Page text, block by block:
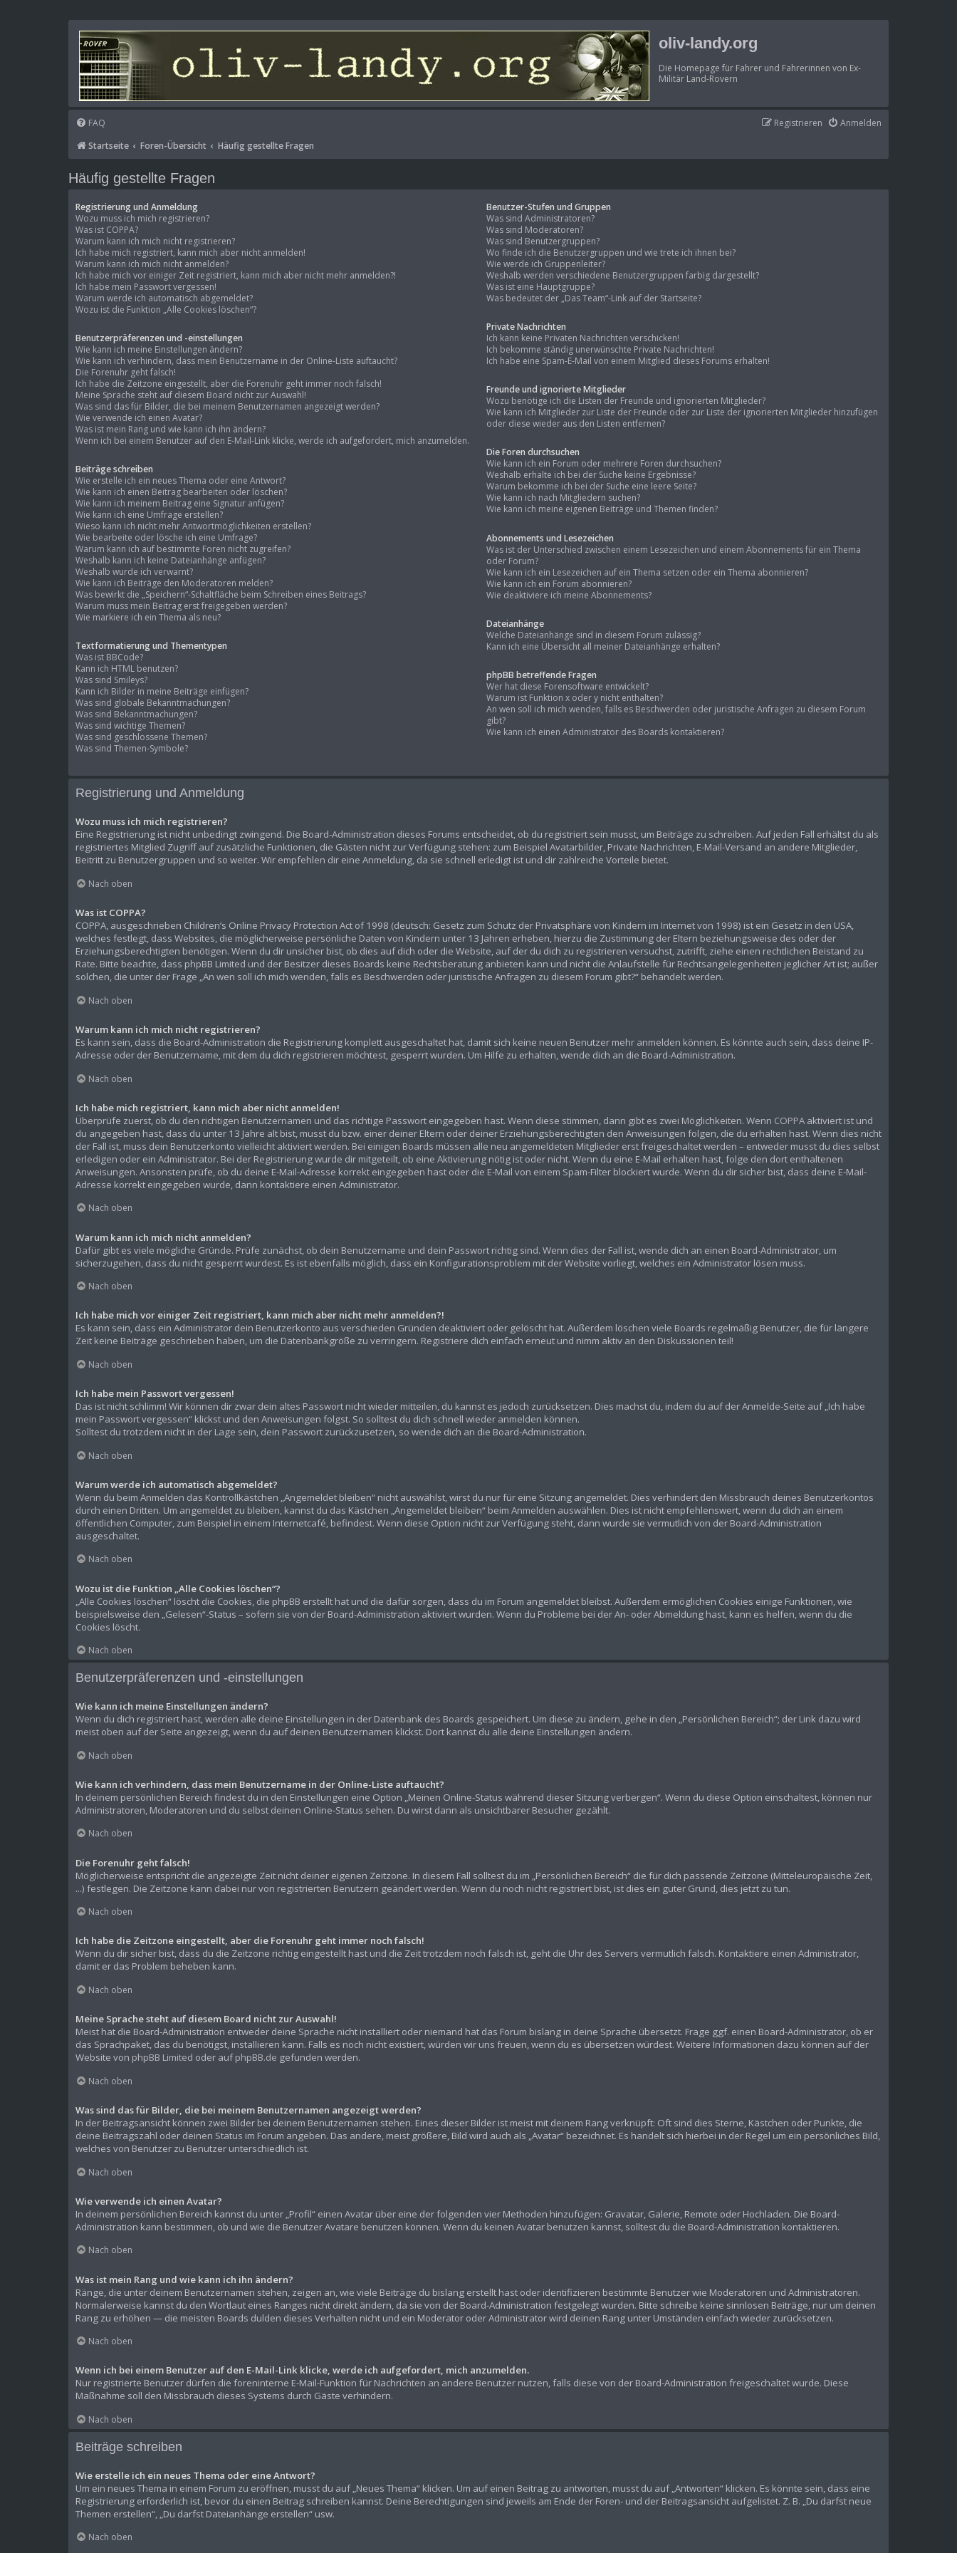
oliv-landy.org
Die Homepage für Fahrer und Fahrerinnen von Ex-
Militär Land-Rovern
FAQ Anmelden
Registrieren
Startseite
Foren-Übersicht Häufig gestellte Fragen
Häufig gestellte Fragen
Registrierung und Anmeldung
Wozu muss ich mich registrieren?
Was ist COPPA?
Warum kann ich mich nicht registrieren?
Ich habe mich registriert, kann mich aber nicht anmelden!
Warum kann ich mich nicht anmelden?
Ich habe mich vor einiger Zeit registriert, kann mich aber nicht mehr anmelden?!
Ich habe mein Passwort vergessen!
Warum werde ich automatisch abgemeldet?
Wozu ist die Funktion „Alle Cookies löschen“?
Benutzerpräferenzen und -einstellungen
Wie kann ich meine Einstellungen ändern?
Wie kann ich verhindern, dass mein Benutzername in der Online-Liste auftaucht?
Die Forenuhr geht falsch!
Ich habe die Zeitzone eingestellt, aber die Forenuhr geht immer noch falsch!
Meine Sprache steht auf diesem Board nicht zur Auswahl!
Was sind das für Bilder, die bei meinem Benutzernamen angezeigt werden?
Wie verwende ich einen Avatar?
Was ist mein Rang und wie kann ich ihn ändern?
Wenn ich bei einem Benutzer auf den E-Mail-Link klicke, werde ich aufgefordert, mich anzumelden.
Beiträge schreiben
Wie erstelle ich ein neues Thema oder eine Antwort?
Wie kann ich einen Beitrag bearbeiten oder löschen?
Wie kann ich meinem Beitrag eine Signatur anfügen?
Wie kann ich eine Umfrage erstellen?
Wieso kann ich nicht mehr Antwortmöglichkeiten erstellen?
Wie bearbeite oder lösche ich eine Umfrage?
Warum kann ich auf bestimmte Foren nicht zugreifen?
Weshalb kann ich keine Dateianhänge anfügen?
Weshalb wurde ich verwarnt?
Wie kann ich Beiträge den Moderatoren melden?
Was bewirkt die „Speichern“-Schaltfläche beim Schreiben eines Beitrags?
Warum muss mein Beitrag erst freigegeben werden?
Wie markiere ich ein Thema als neu?
Textformatierung und Thementypen
Was ist BBCode?
Kann ich HTML benutzen?
Was sind Smileys?
Kann ich Bilder in meine Beiträge einfügen?
Was sind globale Bekanntmachungen?
Was sind Bekanntmachungen?
Was sind wichtige Themen?
Was sind geschlossene Themen?
Was sind Themen-Symbole?
Benutzer-Stufen und Gruppen
Was sind Administratoren?
Was sind Moderatoren?
Was sind Benutzergruppen?
Wo finde ich die Benutzergruppen und wie trete ich ihnen bei?
Wie werde ich Gruppenleiter?
Weshalb werden verschiedene Benutzergruppen farbig dargestellt?
Was ist eine Hauptgruppe?
Was bedeutet der „Das Team“-Link auf der Startseite?
Private Nachrichten
Ich kann keine Privaten Nachrichten verschicken!
Ich bekomme ständig unerwünschte Private Nachrichten!
Ich habe eine Spam-E-Mail von einem Mitglied dieses Forums erhalten!
Freunde und ignorierte Mitglieder
Wozu benötige ich die Listen der Freunde und ignorierten Mitglieder?
Wie kann ich Mitglieder zur Liste der Freunde oder zur Liste der ignorierten Mitglieder hinzufügen
oder diese wieder aus den Listen entfernen?
Die Foren durchsuchen
Wie kann ich ein Forum oder mehrere Foren durchsuchen?
Weshalb erhalte ich bei der Suche keine Ergebnisse?
Warum bekomme ich bei der Suche eine leere Seite?
Wie kann ich nach Mitgliedern suchen?
Wie kann ich meine eigenen Beiträge und Themen finden?
Abonnements und Lesezeichen
Was ist der Unterschied zwischen einem Lesezeichen und einem Abonnements für ein Thema
oder Forum?
Wie kann ich ein Lesezeichen auf ein Thema setzen oder ein Thema abonnieren?
Wie kann ich ein Forum abonnieren?
Wie deaktiviere ich meine Abonnements?
Dateianhänge
Welche Dateianhänge sind in diesem Forum zulässig?
Kann ich eine Übersicht all meiner Dateianhänge erhalten?
phpBB betreffende Fragen
Wer hat diese Forensoftware entwickelt?
Warum ist Funktion x oder y nicht enthalten?
An wen soll ich mich wenden, falls es Beschwerden oder juristische Anfragen zu diesem Forum
gibt?
Wie kann ich einen Administrator des Boards kontaktieren?
Registrierung und Anmeldung
Wozu muss ich mich registrieren?
Eine Registrierung ist nicht unbedingt zwingend. Die Board-Administration dieses Forums entscheidet, ob du registriert sein musst, um Beiträge zu schreiben. Auf jeden Fall erhältst du als
registriertes Mitglied Zugriff auf zusätzliche Funktionen, die Gästen nicht zur Verfügung stehen: zum Beispiel Avatarbilder, Private Nachrichten, E-Mail-Versand an andere Mitglieder,
Beitritt zu Benutzergruppen und so weiter. Wir empfehlen dir eine Anmeldung, da sie schnell erledigt ist und dir zahlreiche Vorteile bietet.
Nach oben
Was ist COPPA?
COPPA, ausgeschrieben Children’s Online Privacy Protection Act of 1998 (deutsch: Gesetz zum Schutz der Privatsphäre von Kindern im Internet von 1998) ist ein Gesetz in den USA,
welches festlegt, dass Websites, die möglicherweise persönliche Daten von Kindern unter 13 Jahren erheben, hierzu die Zustimmung der Eltern beziehungsweise des oder der
Erziehungsberechtigten benötigen. Wenn du dir unsicher bist, ob dies auf dich oder die Website, auf der du dich zu registrieren versuchst, zutrifft, ziehe einen rechtlichen Beistand zu
Rate. Bitte beachte, dass phpBB Limited und der Besitzer dieses Boards keine Rechtsberatung anbieten kann und nicht die Anlaufstelle für Rechtsangelegenheiten jeglicher Art ist; außer
solchen, die unter der Frage „An wen soll ich mich wenden, falls es Beschwerden oder juristische Anfragen zu diesem Forum gibt?“ behandelt werden.
Nach oben
Warum kann ich mich nicht registrieren?
Es kann sein, dass die Board-Administration die Registrierung komplett ausgeschaltet hat, damit sich keine neuen Benutzer mehr anmelden können. Es könnte auch sein, dass deine IP-
Adresse oder der Benutzername, mit dem du dich registrieren möchtest, gesperrt wurden. Um Hilfe zu erhalten, wende dich an die Board-Administration.
Nach oben
Ich habe mich registriert, kann mich aber nicht anmelden!
Überprüfe zuerst, ob du den richtigen Benutzernamen und das richtige Passwort eingegeben hast. Wenn diese stimmen, dann gibt es zwei Möglichkeiten. Wenn COPPA aktiviert ist und
du angegeben hast, dass du unter 13 Jahre alt bist, musst du bzw. einer deiner Eltern oder deiner Erziehungsberechtigten den Anweisungen folgen, die du erhalten hast. Wenn dies nicht
der Fall ist, muss dein Benutzerkonto vielleicht aktiviert werden. Bei einigen Boards müssen alle neu angemeldeten Mitglieder erst freigeschaltet werden – entweder musst du dies selbst
erledigen oder ein Administrator. Bei der Registrierung wurde dir mitgeteilt, ob eine Aktivierung nötig ist oder nicht. Wenn du eine E-Mail erhalten hast, folge den dort enthaltenen
Anweisungen. Ansonsten prüfe, ob du deine E-Mail-Adresse korrekt eingegeben hast oder die E-Mail von einem Spam-Filter blockiert wurde. Wenn du dir sicher bist, dass deine E-Mail-
Adresse korrekt eingegeben wurde, dann kontaktiere einen Administrator.
Nach oben
Warum kann ich mich nicht anmelden?
Dafür gibt es viele mögliche Gründe. Prüfe zunächst, ob dein Benutzername und dein Passwort richtig sind. Wenn dies der Fall ist, wende dich an einen Board-Administrator, um
sicherzugehen, dass du nicht gesperrt wurdest. Es ist ebenfalls möglich, dass ein Konfigurationsproblem mit der Website vorliegt, welches ein Administrator lösen muss.
Nach oben
Ich habe mich vor einiger Zeit registriert, kann mich aber nicht mehr anmelden?!
Es kann sein, dass ein Administrator dein Benutzerkonto aus verschieden Gründen deaktiviert oder gelöscht hat. Außerdem löschen viele Boards regelmäßig Benutzer, die für längere
Zeit keine Beiträge geschrieben haben, um die Datenbankgröße zu verringern. Registriere dich einfach erneut und nimm aktiv an den Diskussionen teil!
Nach oben
Ich habe mein Passwort vergessen!
Das ist nicht schlimm! Wir können dir zwar dein altes Passwort nicht wieder mitteilen, du kannst es jedoch zurücksetzen. Dies machst du, indem du auf der Anmelde-Seite auf „Ich habe
mein Passwort vergessen“ klickst und den Anweisungen folgst. So solltest du dich schnell wieder anmelden können.
Solltest du trotzdem nicht in der Lage sein, dein Passwort zurückzusetzen, so wende dich an die Board-Administration.
Nach oben
Warum werde ich automatisch abgemeldet?
Wenn du beim Anmelden das Kontrollkästchen „Angemeldet bleiben“ nicht auswählst, wirst du nur für eine Sitzung angemeldet. Dies verhindert den Missbrauch deines Benutzerkontos
durch einen Dritten. Um angemeldet zu bleiben, kannst du das Kästchen „Angemeldet bleiben“ beim Anmelden auswählen. Dies ist nicht empfehlenswert, wenn du dich an einem
öffentlichen Computer, zum Beispiel in einem Internetcafé, befindest. Wenn diese Option nicht zur Verfügung steht, dann wurde sie vermutlich von der Board-Administration
ausgeschaltet.
Nach oben
Wozu ist die Funktion „Alle Cookies löschen“?
„Alle Cookies löschen“ löscht die Cookies, die phpBB erstellt hat und die dafür sorgen, dass du im Forum angemeldet bleibst. Außerdem ermöglichen Cookies einige Funktionen, wie
beispielsweise den „Gelesen“-Status – sofern sie von der Board-Administration aktiviert wurden. Wenn du Probleme bei der An- oder Abmeldung hast, kann es helfen, wenn du die
Cookies löscht.
Nach oben
Benutzerpräferenzen und -einstellungen
Wie kann ich meine Einstellungen ändern?
Wenn du dich registriert hast, werden alle deine Einstellungen in der Datenbank des Boards gespeichert. Um diese zu ändern, gehe in den „Persönlichen Bereich“; der Link dazu wird
meist oben auf der Seite angezeigt, wenn du auf deinen Benutzernamen klickst. Dort kannst du alle deine Einstellungen ändern.
Nach oben
Wie kann ich verhindern, dass mein Benutzername in der Online-Liste auftaucht?
In deinem persönlichen Bereich findest du in den Einstellungen eine Option „Meinen Online-Status während dieser Sitzung verbergen“. Wenn du diese Option einschaltest, können nur
Administratoren, Moderatoren und du selbst deinen Online-Status sehen. Du wirst dann als unsichtbarer Besucher gezählt.
Nach oben
Die Forenuhr geht falsch!
Möglicherweise entspricht die angezeigte Zeit nicht deiner eigenen Zeitzone. In diesem Fall solltest du im „Persönlichen Bereich“ die für dich passende Zeitzone (Mitteleuropäische Zeit,
...) festlegen. Die Zeitzone kann dabei nur von registrierten Benutzern geändert werden. Wenn du noch nicht registriert bist, ist dies ein guter Grund, dies jetzt zu tun.
Nach oben
Ich habe die Zeitzone eingestellt, aber die Forenuhr geht immer noch falsch!
Wenn du dir sicher bist, dass du die Zeitzone richtig eingestellt hast und die Zeit trotzdem noch falsch ist, geht die Uhr des Servers vermutlich falsch. Kontaktiere einen Administrator,
damit er das Problem beheben kann.
Nach oben
Meine Sprache steht auf diesem Board nicht zur Auswahl!
Meist hat die Board-Administration entweder deine Sprache nicht installiert oder niemand hat das Forum bislang in deine Sprache übersetzt. Frage ggf. einen Board-Administrator, ob er
das Sprachpaket, das du benötigst, installieren kann. Falls es noch nicht existiert, würden wir uns freuen, wenn du es übersetzen würdest. Weitere Informationen dazu können auf der
Website von phpBB Limited oder aufphpBB.de gefunden werden.
Nach oben
Was sind das für Bilder, die bei meinem Benutzernamen angezeigt werden?
In der Beitragsansicht können zwei Bilder bei deinem Benutzernamen stehen. Eines dieser Bilder ist meist mit deinem Rang verknüpft: Oft sind dies Sterne, Kästchen oder Punkte, die
deine Beitragszahl oder deinen Status im Forum angeben. Das andere, meist größere, Bild wird auch als „Avatar“ bezeichnet. Es handelt sich hierbei in der Regel um ein persönliches Bild,
welches von Benutzer zu Benutzer unterschiedlich ist.
Nach oben
Wie verwende ich einen Avatar?
In deinem persönlichen Bereich kannst du unter „Profil“ einen Avatar über eine der folgenden vier Methoden hinzufügen: Gravatar, Galerie, Remote oder Hochladen. Die Board-
Administration kann bestimmen, ob und wie die Benutzer Avatare benutzen können. Wenn du keinen Avatar benutzen kannst, solltest du die Board-Administration kontaktieren.
Nach oben
Was ist mein Rang und wie kann ich ihn ändern?
Ränge, die unter deinem Benutzernamen stehen, zeigen an, wie viele Beiträge du bislang erstellt hast oder identifizieren bestimmte Benutzer wie Moderatoren und Administratoren.
Normalerweise kannst du den Wortlaut eines Ranges nicht direkt ändern, da sie von der Board-Administration festgelegt wurden. Bitte schreibe keine sinnlosen Beiträge, nur um deinen
Rang zu erhöhen — die meisten Boards dulden dieses Verhalten nicht und ein Moderator oder Administrator wird deinen Rang unter Umständen einfach wieder zurücksetzen.
Nach oben
Wenn ich bei einem Benutzer auf den E-Mail-Link klicke, werde ich aufgefordert, mich anzumelden.
Nur registrierte Benutzer dürfen die foreninterne E-Mail-Funktion für Nachrichten an andere Benutzer nutzen, falls diese von der Board-Administration freigeschaltet wurde. Diese
Maßnahme soll den Missbrauch dieses Systems durch Gäste verhindern.
Nach oben
Beiträge schreiben
Wie erstelle ich ein neues Thema oder eine Antwort?
Um ein neues Thema in einem Forum zu eröffnen, musst du auf „Neues Thema“ klicken. Um auf einen Beitrag zu antworten, musst du auf „Antworten“ klicken. Es könnte sein, dass eine
Registrierung erforderlich ist, bevor du einen Beitrag schreiben kannst. Deine Berechtigungen sind jeweils am Ende der Foren- und der Beitragsansicht aufgelistet. Z. B. „Du darfst neue
Themen erstellen“, „Du darfst Dateianhänge erstellen“ usw.
Nach oben